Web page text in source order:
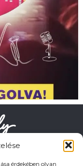
érdekében olyan